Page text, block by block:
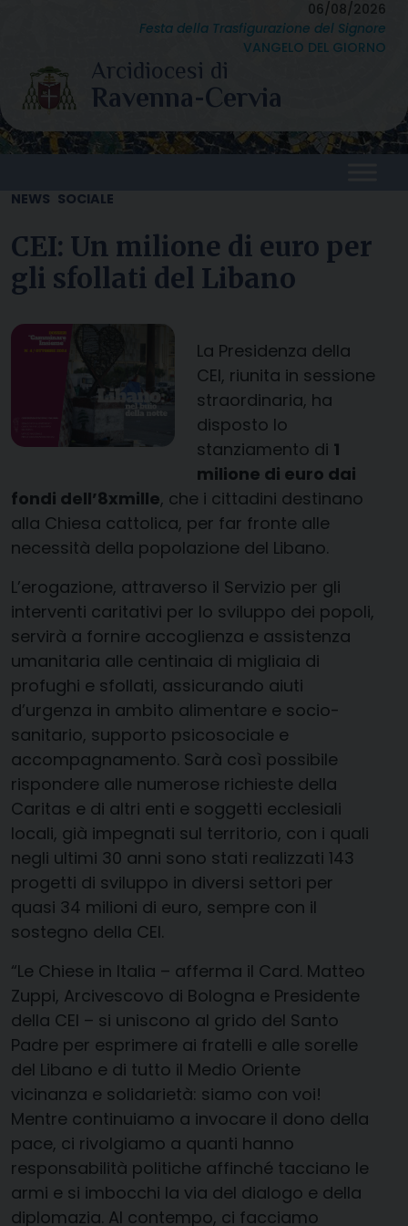
content
06/08/2026
Festa della Trasfigurazione del Signore
VANGELO DEL GIORNO
NEWS SOCIALE
CEI: Un milione di euro per
gli sfollati del Libano
La Presidenza della
CEI, riunita in sessione
straordinaria, ha
disposto lo
stanziamento di 1
milione di euro dai
fondi dell’8xmille, che i cittadini destinano
alla Chiesa cattolica, per far fronte alle
necessità della popolazione del Libano.
L’erogazione, attraverso il Servizio per gli
interventi caritativi per lo sviluppo dei popoli,
servirà a fornire accoglienza e assistenza
umanitaria alle centinaia di migliaia di
profughi e sfollati, assicurando aiuti
d’urgenza in ambito alimentare e socio-
sanitario, supporto psicosociale e
accompagnamento. Sarà così possibile
rispondere alle numerose richieste della
Caritas e di altri enti e soggetti ecclesiali
locali, già impegnati sul territorio, con i quali
negli ultimi 30 anni sono stati realizzati 143
progetti di sviluppo in diversi settori per
quasi 34 milioni di euro, sempre con il
sostegno della CEI.
“Le Chiese in Italia – afferma il Card. Matteo
Zuppi, Arcivescovo di Bologna e Presidente
della CEI – si uniscono al grido del Santo
Padre per esprimere ai fratelli e alle sorelle
del Libano e di tutto il Medio Oriente
vicinanza e solidarietà: siamo con voi!
Mentre continuiamo a invocare il dono della
pace, ci rivolgiamo a quanti hanno
responsabilità politiche affinché tacciano le
armi e si imbocchi la via del dialogo e della
diplomazia. Al contempo, ci facciamo